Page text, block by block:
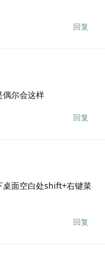
回复
偶尔会这样
回复
桌面空白处shift+右键菜
回复